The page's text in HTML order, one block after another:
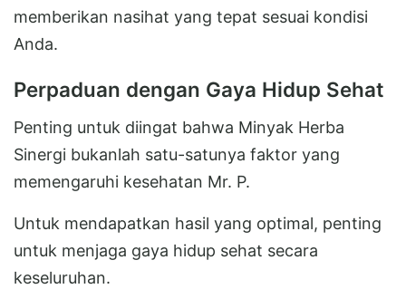
memberikan nasihat yang tepat sesuai kondisi
Anda.
Perpaduan dengan Gaya Hidup Sehat
Penting untuk diingat bahwa Minyak Herba
Sinergi bukanlah satu-satunya faktor yang
memengaruhi kesehatan Mr. P.
Untuk mendapatkan hasil yang optimal, penting
untuk menjaga gaya hidup sehat secara
keseluruhan.